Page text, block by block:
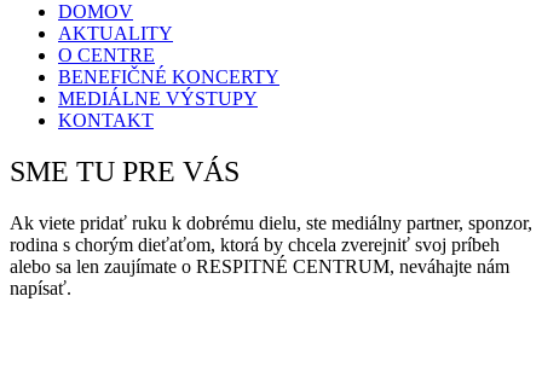
DOMOV
AKTUALITY
O CENTRE
BENEFIČNÉ KONCERTY
MEDIÁLNE VÝSTUPY
KONTAKT
SME TU PRE VÁS
Ak viete pridať ruku k dobrému dielu, ste mediálny partner, sponzor,
rodina s chorým dieťaťom, ktorá by chcela zverejniť svoj príbeh
alebo sa len zaujímate o RESPITNÉ CENTRUM, neváhajte nám
napísať.